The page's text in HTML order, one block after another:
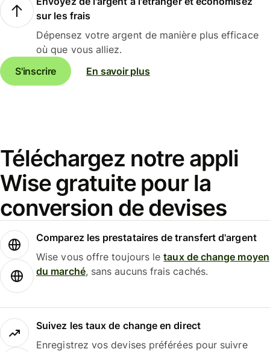
sur les frais
Dépensez votre argent de manière plus efficace
où que vous alliez.
S'inscrire
En savoir plus
Téléchargez notre appli
Wise gratuite pour la
conversion de devises
Comparez les prestataires de transfert d'argent
Wise vous offre toujours letaux de change moyen
du marché, sans aucuns frais cachés.
Suivez les taux de change en direct
Enregistrez vos devises préférées pour suivre